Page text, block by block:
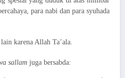
para nabi dan para syuhada
karena Allah Ta’ala.
sallam juga bersabda: